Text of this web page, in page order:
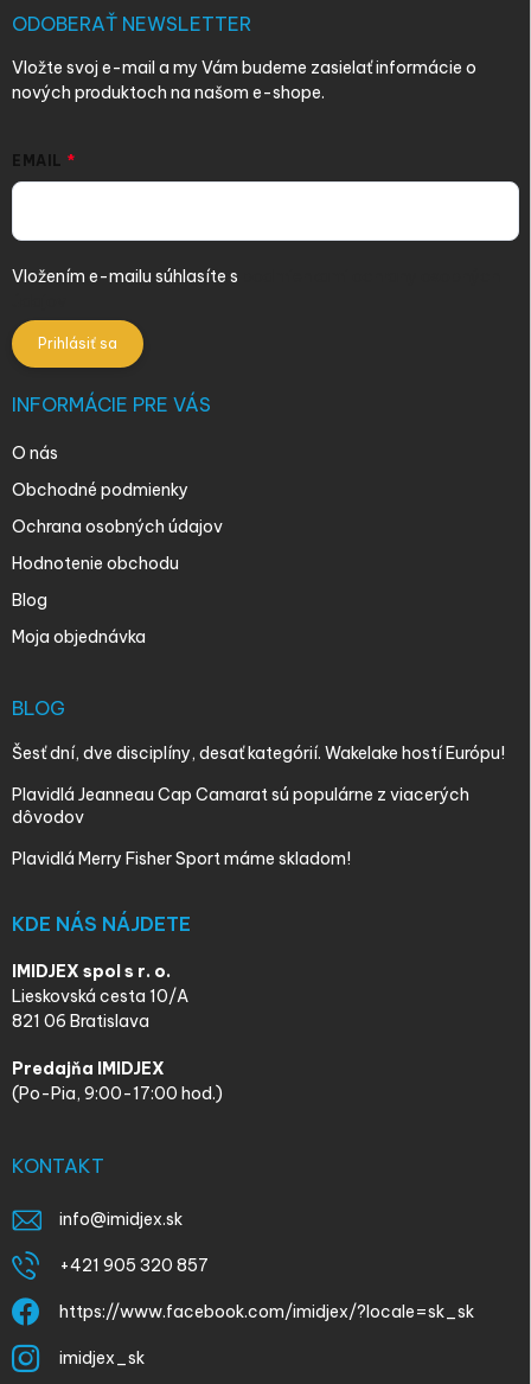
ODOBERAŤ NEWSLETTER
Vložte svoj e-mail a my Vám budeme zasielať informácie o
nových produktoch na našom e-shope.
EMAIL
Vložením e-mailu súhlasíte s
Prihlásiť sa
INFORMÁCIE PRE VÁS
O nás
Obchodné podmienky
Ochrana osobných údajov
Hodnotenie obchodu
Blog
Moja objednávka
BLOG
Šesť dní, dve disciplíny, desať kategórií. Wakelake hostí Európu!
Plavidlá Jeanneau Cap Camarat sú populárne z viacerých
dôvodov
Plavidlá Merry Fisher Sport máme skladom!
KDE NÁS NÁJDETE
IMIDJEX spol s r. o.
Lieskovská cesta 10/A
821 06 Bratislava
Predajňa IMIDJEX
(Po-Pia, 9:00-17:00 hod.)
KONTAKT
info@imidjex.sk
+421 905 320 857
https://www.facebook.com/imidjex/?locale=sk_sk
imidjex_sk